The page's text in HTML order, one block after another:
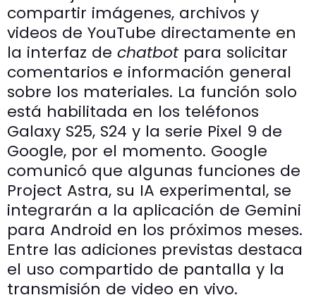
compartir imágenes, archivos y
videos de YouTube directamente en
la interfaz de chatbotpara solicitar
comentarios e información general
sobre los materiales. La función solo
está habilitada en los teléfonos
Galaxy S25, S24 y la serie Pixel 9 de
Google, por el momento. Google
comunicó que algunas funciones de
Project Astra, su IA experimental, se
integrarán a la aplicación de Gemini
para Android en los próximos meses.
Entre las adiciones previstas destaca
el uso compartido de pantalla y la
transmisión de video en vivo.